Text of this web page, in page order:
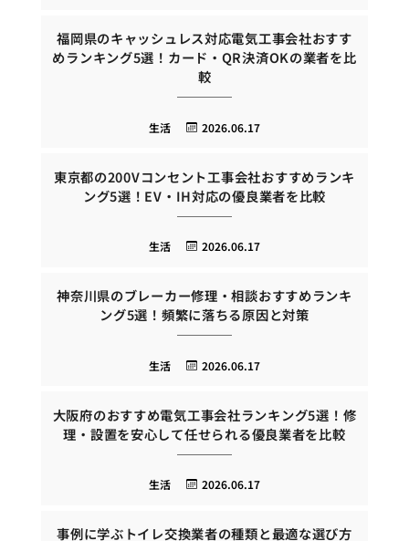
福岡県のキャッシュレス対応電気工事会社おすす
めランキング5選！カード・QR決済OKの業者を比
較
2026.06.17
生活
東京都の200Vコンセント工事会社おすすめランキ
ング5選！EV・IH対応の優良業者を比較
2026.06.17
生活
神奈川県のブレーカー修理・相談おすすめランキ
ング5選！頻繁に落ちる原因と対策
2026.06.17
生活
大阪府のおすすめ電気工事会社ランキング5選！修
理・設置を安心して任せられる優良業者を比較
2026.06.17
生活
事例に学ぶトイレ交換業者の種類と最適な選び方